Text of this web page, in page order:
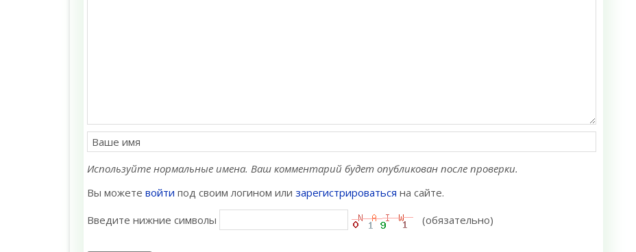
Используйте нормальные имена. Ваш комментарий будет опубликован после проверки.
Вы можете войти под своим логином или зарегистрироваться на сайте.
Введите нижние символы
(обязательно)